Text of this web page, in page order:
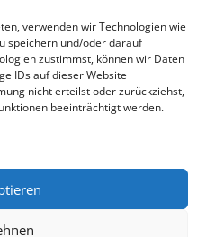
verwenden wir Technologien wie
speichern und/oder darauf
zustimmst, können wir Daten
IDs auf dieser Website
nicht erteilst oder zurückziehst,
beeinträchtigt werden.
Karte anzeigen